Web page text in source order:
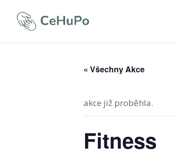
« Všechny Akce
akce již proběhla.
Fitness